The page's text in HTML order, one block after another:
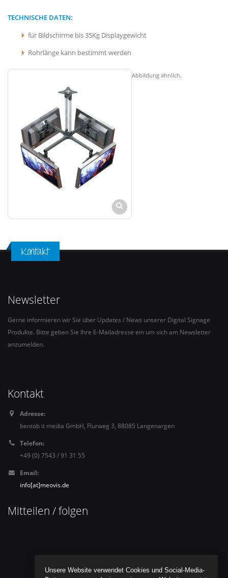
TECHNISCHE DATEN:
für Bildschirme bis 35Kg Displaygewicht
Rohrlänge kann bestimmt werden
Abbildung ähnlich.
Kontakt
Newsletter
Gerne informieren wir Sie über Updates / News unserer Digital Signage
Produkte. Bitte geben Sie Ihre E-Mailadresse ein um sich am Newsletter
anzumelden.
Kontakt
Adresse:
bentob it media GmbH, Flurweg 3, 88085 Langenargen
Telefon:
+49 (0) 7543 / 91 31 55
Email:
info[at]meovis.de
Mitteilen / folgen
Unsere Website verwendet Cookies und Social-Media-